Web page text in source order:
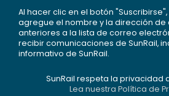
Al hacer clic en el botón
agregue el nombre y la dirección
anteriores a la lista de correo
recibir comunicaciones de SunRail,
informativo de SunRail.
SunRail respeta la privacidad
Lea nuestra Política de